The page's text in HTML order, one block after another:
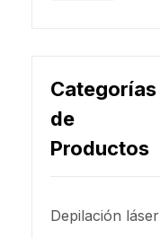
Categorías
de
Productos
Depilación láser